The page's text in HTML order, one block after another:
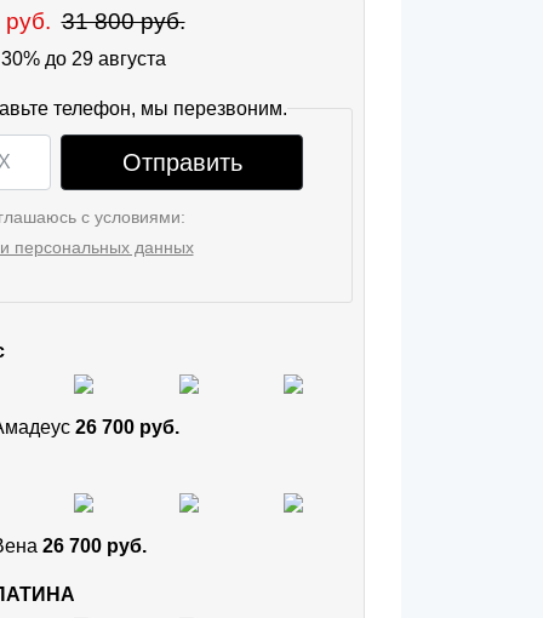
31 800 руб.
до 29 августа
телефон, мы перезвоним.
Отправить
с условиями:
персональных данных
26 700 руб.
26 700 руб.